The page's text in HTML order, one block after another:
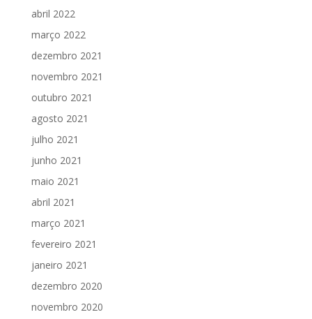
abril 2022
março 2022
dezembro 2021
novembro 2021
outubro 2021
agosto 2021
julho 2021
junho 2021
maio 2021
abril 2021
março 2021
fevereiro 2021
janeiro 2021
dezembro 2020
novembro 2020